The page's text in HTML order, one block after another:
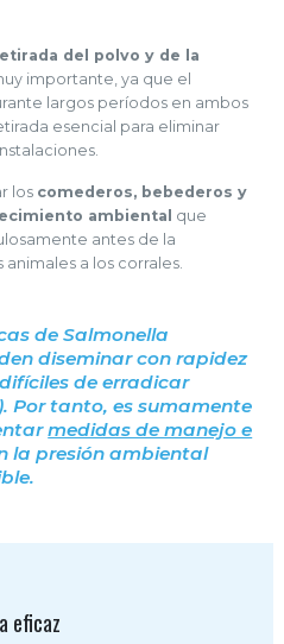
del polvo y de la
importante, ya que el
largos períodos en ambos
esencial para eliminar
los comederos, bebederos y
ambiental que
antes de la
a los corrales.
deSalmonella
diseminar con rapidez
de erradicar
. Por tanto, es sumamente
medidas de manejo e
la presión ambiental
eficaz